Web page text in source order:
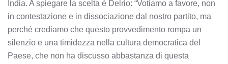
India. A spiegare la scelta è Delrio: “Votiamo a favore, non
in contestazione e in dissociazione dal nostro partito, ma
perché crediamo che questo provvedimento rompa un
silenzio e una timidezza nella cultura democratica del
Paese, che non ha discusso abbastanza di questa